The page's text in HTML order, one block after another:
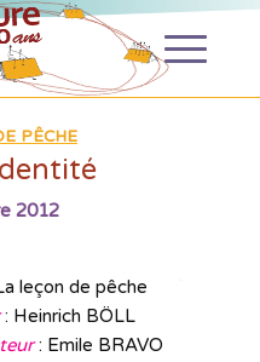
PÊCHE
2012
leçon de pêche
: Heinrich BÖLL
: Emile BRAVO